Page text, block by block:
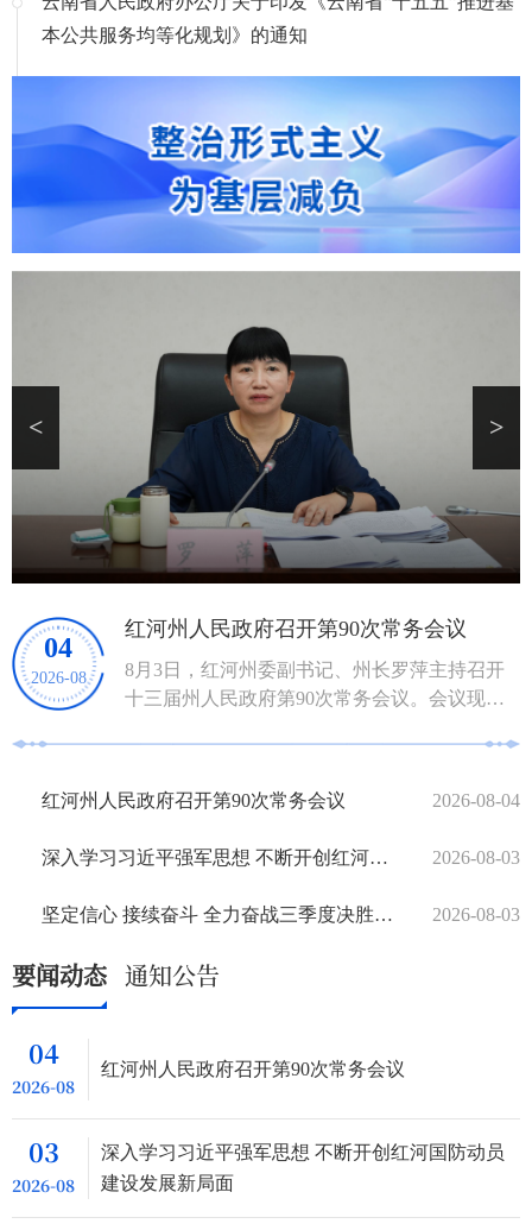
本公共服务均等化规划》的通知
03
2026-08
会议现场7月31日，红河州委理论学习中心组
蒙自举行集中学习，深入学习习近平强军思
红河州人民政府召开第90次常务会议 2026-08-04
深入学习习近平强军思想 不断开创红河国防动员建设发展新局面 2026-08-03
坚定信心 接续奋斗 全力奋战三季度决胜下半年 2026-08-03
要闻动态 通知公告
04
2026-08
红河州人民政府召开第90次常务会议
03
2026-08
深入学习习近平强军思想 不断开创红河国防动员
建设发展新局面